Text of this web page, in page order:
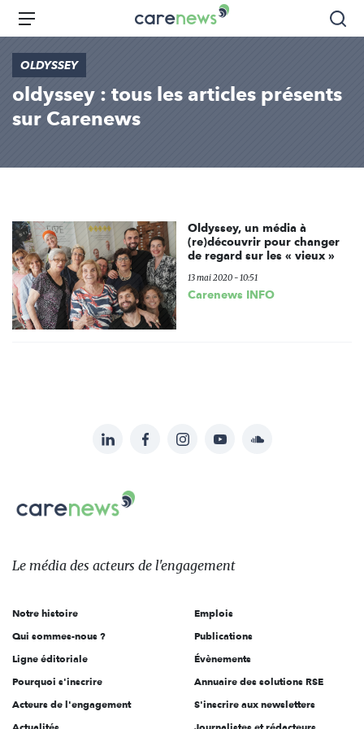
Aller
principal
Carenews,
Le
acteurs
l'engagement
Menu
OLDYSSEY
oldyssey : tous les articles présents
sur Carenews
Oldyssey, un média à
(re)découvrir pour changer
de regard sur les « vieux »
13 mai 2020 - 10:51
Carenews INFO
sur:
LinkedInFacebookInstagramYouTubeSoundcloud
Carenews,
Le
des
l'engagement
Le média des acteurs de l'engagement
Notre histoire
Qui sommes-nous ?
Ligne éditoriale
Pourquoi s'inscrire
Acteurs de l'engagement
Emplois
Publications
Évènements
Annuaire des solutions RSE
S'inscrire aux newsletters